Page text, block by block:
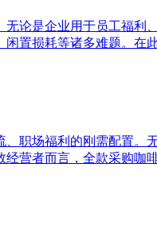
论是企业用于员工福利
置损耗等诸多难题。
职场福利的刚需配置。
营者而言，全款采购咖